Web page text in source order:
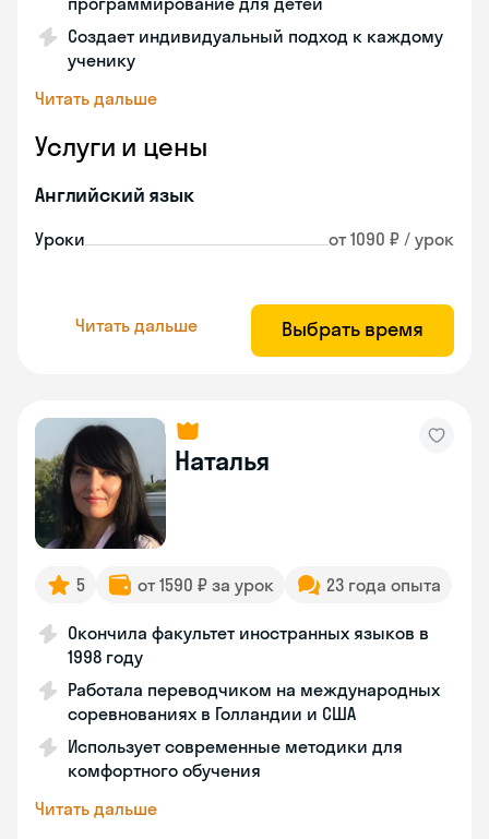
Создает индивидуальный подход к каждому
ученику
Читать дальше
Услуги и цены
Английский язык
Уроки от 1090 ₽ / урок
Читать дальше Выбрать время
Наталья
5 от 1590 ₽ за урок 23 года опыта
Окончила факультет иностранных языков в
1998 году
Работала переводчиком на международных
соревнованиях в Голландии и США
Использует современные методики для
комфортного обучения
Читать дальше